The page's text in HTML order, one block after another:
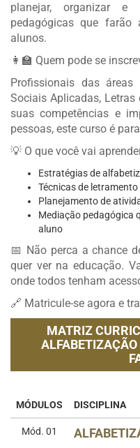
planejar, organizar e
pedagógicas que
alunos.
👩‍🏫 Quem pode se
Profissionais das áreas
Sociais Aplicadas,
suas competências e
pessoas, este curso é
💡 O que você vai
Estratégias de
Técnicas de
Planejamento de
Mediação pedagógica
aluno
📅 Não perca a chance
quer ver na educação.
onde todos tenham
🔗 Matricule-se agora e
MATRIZ
MÓDULOS DISCIPLINA
Mód. 01